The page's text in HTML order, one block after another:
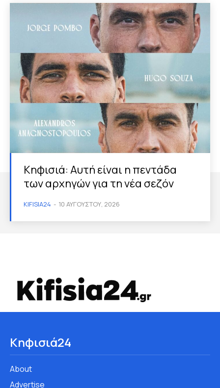
Κηφισιά: Αυτή είναι η πεντάδα
των αρχηγών για τη νέα σεζόν
KIFISIA24 - 10 ΑΥΓΟΎΣΤΟΥ, 2026
Κηφισιά24
About
Advertise